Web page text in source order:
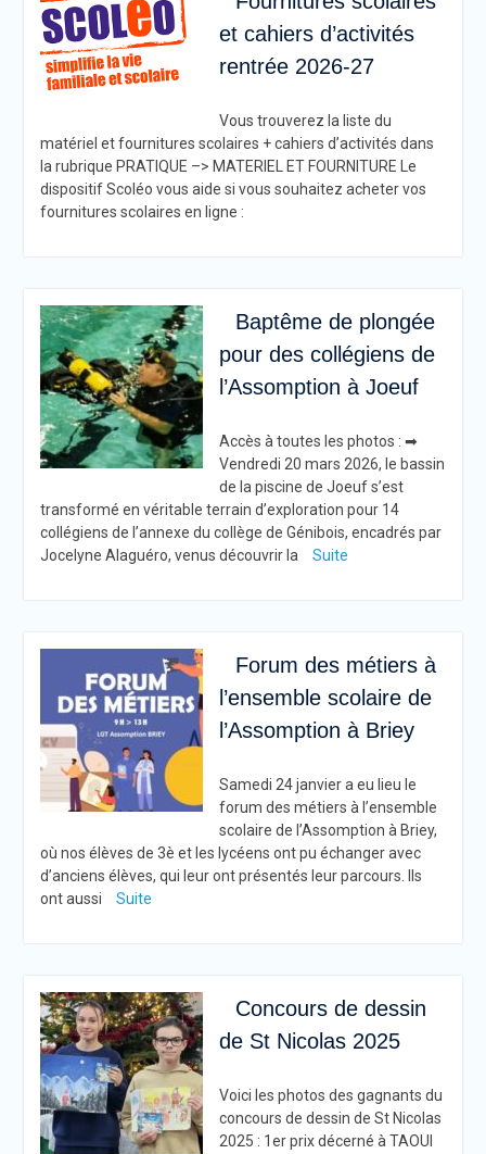
et cahiers d’activités
rentrée 2026-27
Vous trouverez la liste du
matériel et fournitures scolaires + cahiers d’activités dans
la rubrique PRATIQUE –> MATERIEL ET FOURNITURE Le
dispositif Scoléo vous aide si vous souhaitez acheter vos
fournitures scolaires en ligne :
Baptême de plongée
pour des collégiens de
l’Assomption à Joeuf
Accès à toutes les photos : ➡
Vendredi 20 mars 2026, le bassin
de la piscine de Joeuf s’est
transformé en véritable terrain d’exploration pour 14
collégiens de l’annexe du collège de Génibois, encadrés par
Jocelyne Alaguéro, venus découvrir la
Suite
Forum des métiers à
l’ensemble scolaire de
l’Assomption à Briey
Samedi 24 janvier a eu lieu le
forum des métiers à l’ensemble
scolaire de l’Assomption à Briey,
où nos élèves de 3è et les lycéens ont pu échanger avec
d’anciens élèves, qui leur ont présentés leur parcours. Ils
ont aussi
Suite
Concours de dessin
de St Nicolas 2025
Voici les photos des gagnants du
concours de dessin de St Nicolas
2025 : 1er prix décerné à TAOUI